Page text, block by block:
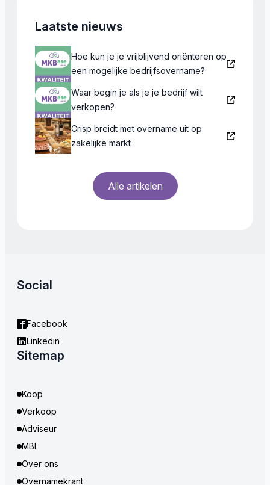
Laatste nieuws
Hoe kun je je vrijblijvend oriënteren op
een mogelijke bedrijfsovername?
Waar begin je als je je bedrijf wilt
verkopen?
Crisp breidt met overname uit op
zakelijke markt
Alle artikelen
Social
Facebook
Linkedin
Sitemap
Koop
Verkoop
Adviseur
MBI
Over ons
Overnamekrant